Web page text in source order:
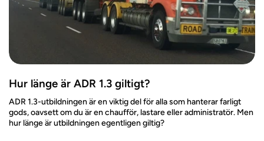
Hur länge är ADR 1.3 giltigt?
ADR 1.3-utbildningen är en viktig del för alla som hanterar farligt
gods, oavsett om du är en chaufför, lastare eller administratör. Men
hur länge är utbildningen egentligen giltig?